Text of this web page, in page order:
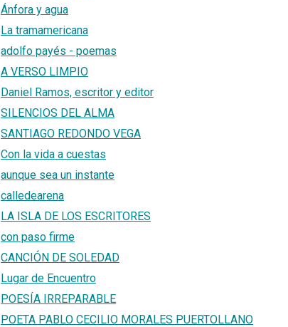
Ánfora y agua
La tramamericana
adolfo payés - poemas
A VERSO LIMPIO
Daniel Ramos, escritor y editor
SILENCIOS DEL ALMA
SANTIAGO REDONDO VEGA
Con la vida a cuestas
aunque sea un instante
calledearena
LA ISLA DE LOS ESCRITORES
con paso firme
CANCIÓN DE SOLEDAD
Lugar de Encuentro
POESÍA IRREPARABLE
POETA PABLO CECILIO MORALES PUERTOLLANO